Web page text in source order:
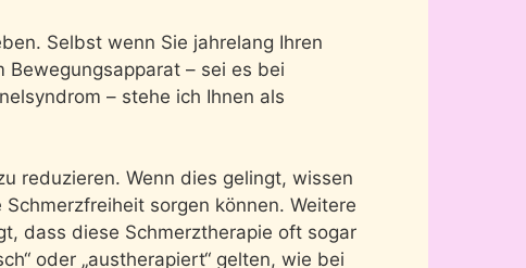
Selbst wenn Sie jahrelang Ihren
– sei es bei
– stehe ich Ihnen als
reduzieren. Wenn dies gelingt, wissen
sorgen können. Weitere
dass diese Schmerztherapie oft sogar
oder „austherapiert“ gelten, wie bei